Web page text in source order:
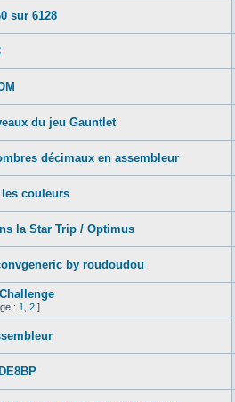
sur 6128
du jeu Gauntlet
décimaux en assembleur
les couleurs
la Star Trip / Optimus
by roudoudou
: 1 2 ]